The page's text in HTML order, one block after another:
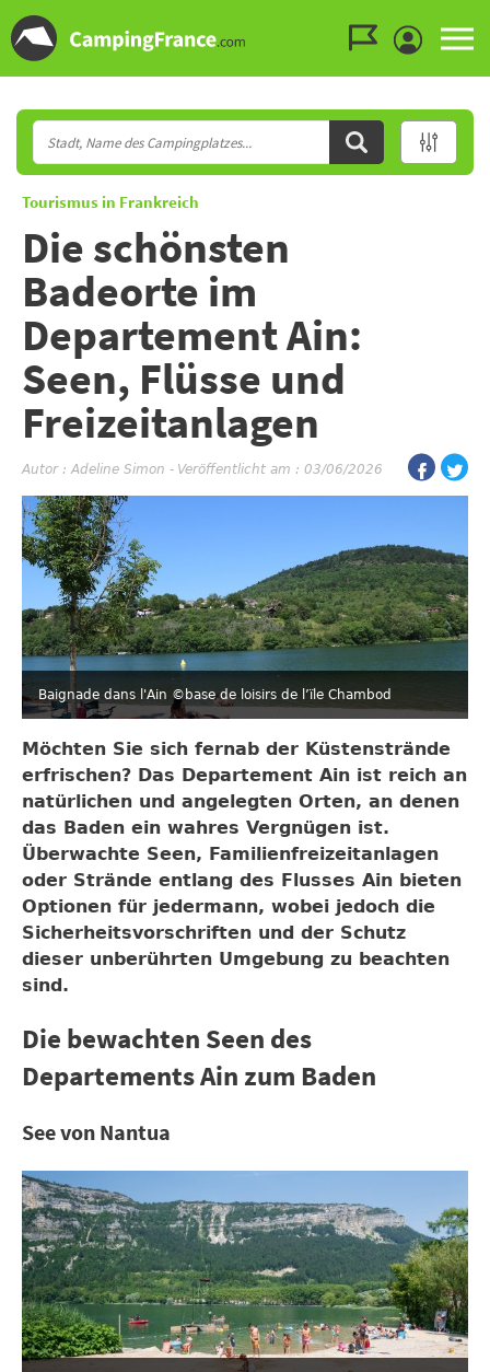
Tourismus in Frankreich
Die schönsten
Badeorte im
Departement Ain:
Seen, Flüsse und
Freizeitanlagen
Autor :Adeline Simon - Veröffentlicht am : 03/06/2026
Baignade dans l'Ain ©base de loisirs de l’ïle Chambod
Möchten Sie sich fernab der Küstenstrände
erfrischen? Das Departement Ain ist reich an
natürlichen und angelegten Orten, an denen
das Baden ein wahres Vergnügen ist.
Überwachte Seen, Familienfreizeitanlagen
oder Strände entlang des Flusses Ain bieten
Optionen für jedermann, wobei jedoch die
Sicherheitsvorschriften und der Schutz
dieser unberührten Umgebung zu beachten
sind.
Die bewachten Seen des
Departements Ain zum Baden
See von Nantua